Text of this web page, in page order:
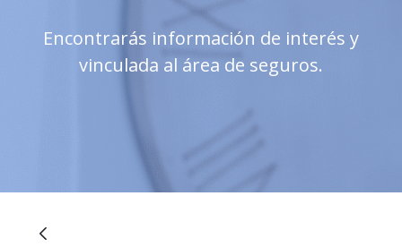
Encontrarás información de interés y
vinculada al área de seguros.